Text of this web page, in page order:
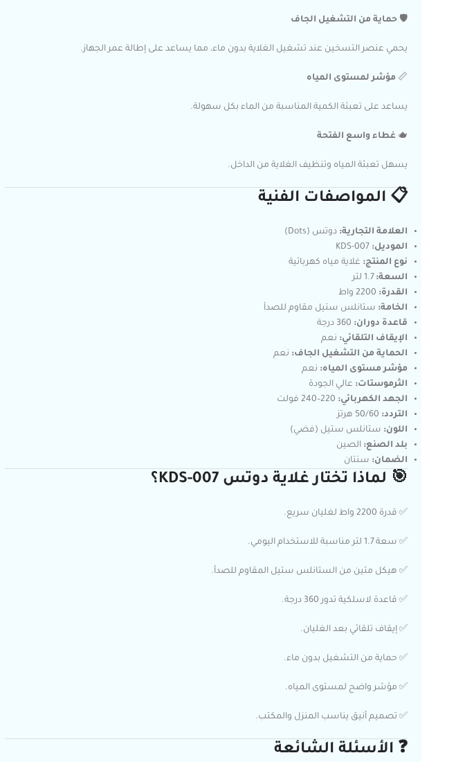
🛡️ حماية من التشغيل الجاف
يحمي عنصر التسخين عند تشغيل الغلاية بدون ماء، مما يساعد على إطالة عمر الجهاز.
📏 مؤشر لمستوى المياه
يساعد على تعبئة الكمية المناسبة من الماء بكل سهولة.
🫖 غطاء واسع الفتحة
يسهل تعبئة المياه وتنظيف الغلاية من الداخل.
📋 المواصفات الفنية
العلامة التجارية: دوتس (Dots)
الموديل:
نوع المنتج: غلاية مياه كهربائية
السعة: 1.7 لتر
القدرة:
الخامة: ستانلس ستيل مقاوم للصدأ
قاعدة دوران:
الإيقاف التلقائي: نعم
الحماية من التشغيل الجاف: نعم
مؤشر مستوى المياه: نعم
الثرموستات: عالي الجودة
الجهد الكهربائي:
التردد:
اللون: ستانلس ستيل (فضي)
بلد الصنع: الصين
الضمان: سنتان
🎯 لماذا تختار غلاية دوتس KDS-007؟
✅ قدرة 2200 واط لغليان سريع.
✅ سعة 1.7 لتر مناسبة للاستخدام اليومي.
✅ هيكل متين من الستانلس ستيل المقاوم للصدأ.
✅ قاعدة لاسلكية تدور 360 درجة.
✅ إيقاف تلقائي بعد الغليان.
✅ حماية من التشغيل بدون ماء.
✅ مؤشر واضح لمستوى المياه.
✅ تصميم أنيق يناسب المنزل والمكتب.
❓ الأسئلة الشائعة